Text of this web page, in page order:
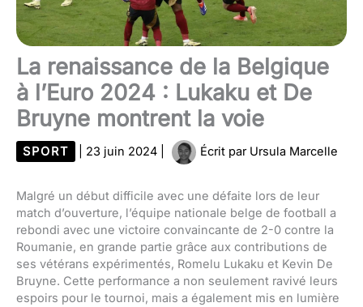
La renaissance de la Belgique
à l’Euro 2024 : Lukaku et De
Bruyne montrent la voie
SPORT 23 juin 2024 Écrit par Ursula Marcelle
Malgré un début difficile avec une défaite lors de leur
match d’ouverture, l’équipe nationale belge de football a
rebondi avec une victoire convaincante de 2-0 contre la
Roumanie, en grande partie grâce aux contributions de
ses vétérans expérimentés, Romelu Lukaku et Kevin De
Bruyne. Cette performance a non seulement ravivé leurs
espoirs pour le tournoi, mais a également mis en lumière